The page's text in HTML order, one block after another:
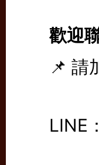
歡迎
📌 請
LINE：